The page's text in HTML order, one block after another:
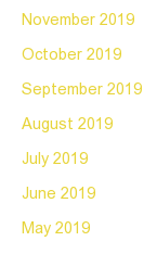
November 2019
October 2019
September 2019
August 2019
July 2019
June 2019
May 2019